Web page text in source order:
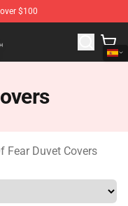
$100
Fear Merchandise Store
Fear Duvet Covers